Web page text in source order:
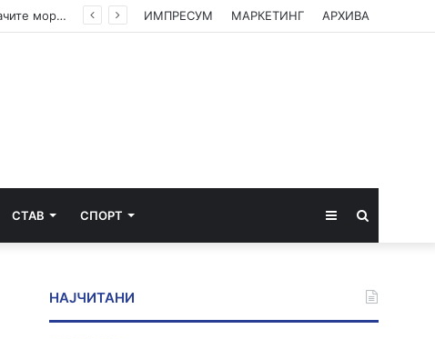
(ВИДЕО) Филипче: Власта е исплашена, посегна по децата, организаторите и напаѓачите мора да одговараат ИМПРЕСУМ МАРКЕТИНГ АРХИВА
СТАВ СПОРТ Sidebar
НАЈЧИТАНИ